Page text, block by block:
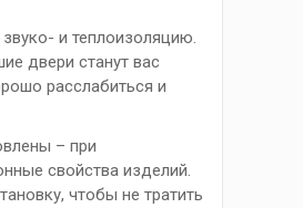
и теплоизоляцию.
двери станут вас
расслабиться и
– при
свойства изделий.
чтобы не тратить